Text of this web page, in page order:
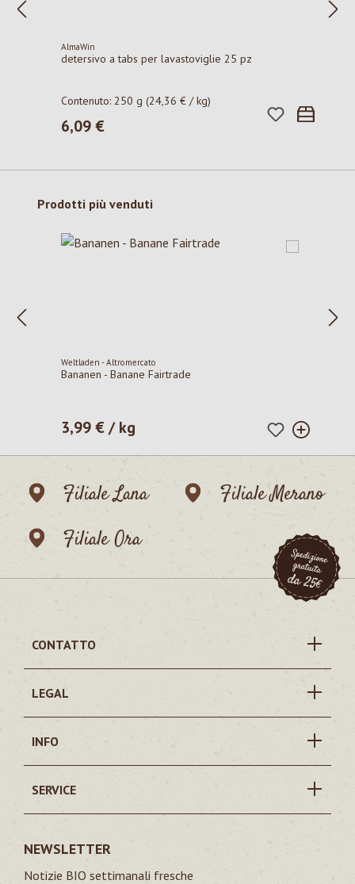
AlmaWin
detersivo a tabs per lavastoviglie 25 pz
Contenuto:250 g(24,36 € / kg)
Prezzo normale:
6,09 €
Salta la galleria dei prodotti
Prodotti più venduti
Weltladen - Altromercato
Bananen - Banane Fairtrade
Prezzo normale:
3,99 € / kg
Filiale Lana
Filiale Merano
Filiale Ora
CONTATTO
LEGAL
INFO
SERVICE
NEWSLETTER
Notizie BIO settimanali fresche